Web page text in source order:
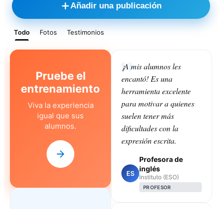
Añadir una publicación
Todo Fotos Testimonios
Pruebe el
entrenamiento
Viva la experiencia
igual que sus
alumnos.
¡A mis alumnos les
encantó! Es una
herramienta excelente
para motivar a quienes
suelen tener más
dificultades con la
expresión escrita.
ES
Profesora de
inglés
Instituto (ESO)
PROFESOR